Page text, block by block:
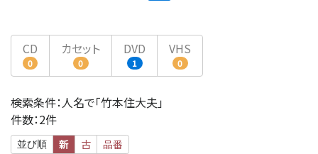
CD
0
カセット
0
DVD
1
VHS
0
検索条件：人名で「竹本住大夫」
件数：2件
並び順 新 古 品番